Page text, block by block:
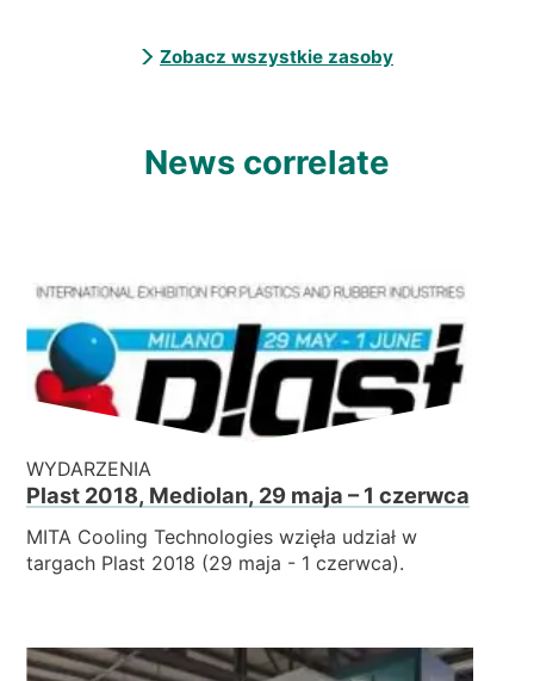
Zobacz wszystkie zasoby
News correlate
WYDARZENIA
Plast 2018, Mediolan, 29 maja – 1 czerwca
MITA Cooling Technologies wzięła udział w
targach Plast 2018 (29 maja - 1 czerwca).